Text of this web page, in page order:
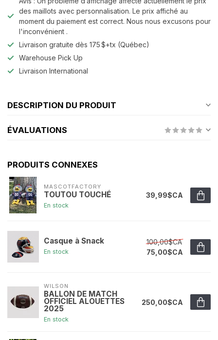
des maillots avec personnalisation. Le prix affiché au
moment du paiement est correct. Nous nous excusons pour
l'inconvénient .
Livraison gratuite dès 175 $+tx (Québec)
Warehouse Pick Up
Livraison International
DESCRIPTION DU PRODUIT
ÉVALUATIONS
PRODUITS CONNEXES
MASCOTFACTORY
TOUTOU TOUCHÉ
En stock
39,99$CA
Casque à Snack
En stock
100,00$CA
75,00$CA
WILSON
BALLON DE MATCH
OFFICIEL ALOUETTES
2025
En stock
250,00$CA